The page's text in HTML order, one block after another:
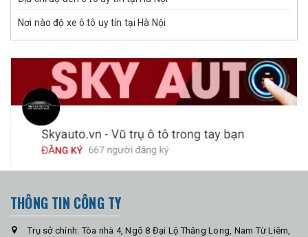
Nơi nào độ xe ô tô uy tín tại Hà Nội
THÔNG TIN CÔNG TY
Trụ sở chính: Tòa nhà 4, Ngõ 8 Đại Lộ Thăng Long, Nam Từ Liêm,